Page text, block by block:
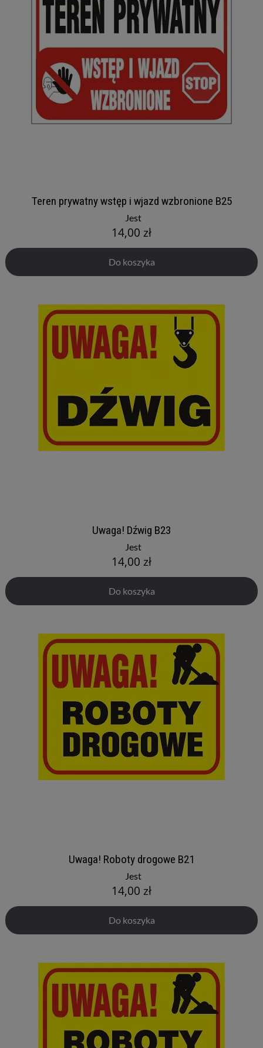
Teren prywatny wstęp i wjazd wzbronione B25
Jest
14,00 zł
Do koszyka
Uwaga! Dźwig B23
Jest
14,00 zł
Do koszyka
Uwaga! Roboty drogowe B21
Jest
14,00 zł
Do koszyka